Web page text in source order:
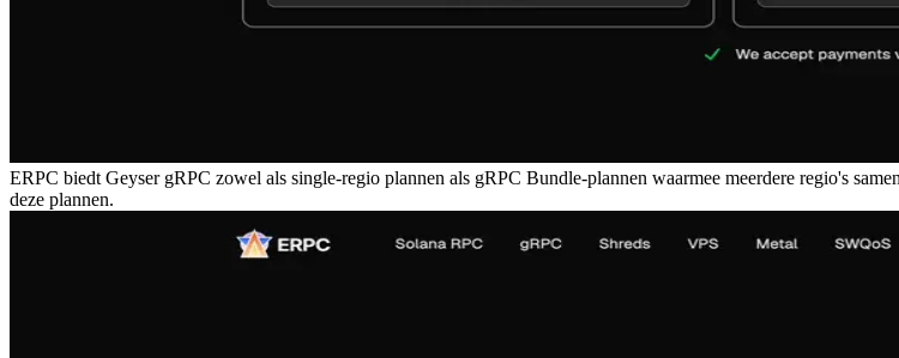
ERPC biedt Geyser gRPC zowel als single-regio plannen als gRPC Bundle-plannen waarmee meerdere regio's
deze plannen.